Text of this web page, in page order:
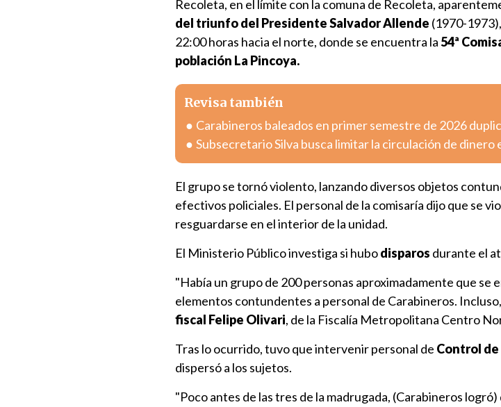
Recoleta, en el límite con la comuna de Recoleta,
del triunfo del Presidente Salvador Allende (1970-
22:00 horas hacia el norte, donde se encuentra la 54ª
población La Pincoya.
Revisa también
Carabineros baleados en primer semestre de 2026
Subsecretario Silva busca limitar la circulación de dinero
El grupo se tornó violento, lanzando diversos objetos
efectivos policiales. El personal de la comisaría dijo que se
resguardarse en el interior de la unidad.
El Ministerio Público investiga si hubodisparos durante el
"Había un grupo de 200 personas aproximadamente que se
elementos contundentes a personal de Carabineros. Incluso,
fiscal Felipe Olivari, de la Fiscalía Metropolitana Centro
Tras lo ocurrido, tuvo que intervenir personal de Control de
dispersó a los sujetos.
"Poco antes de las tres de la madrugada, (Carabineros